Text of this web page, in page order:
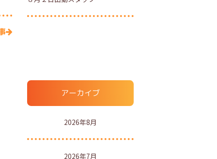
アーカイブ
2026年8月
2026年7月